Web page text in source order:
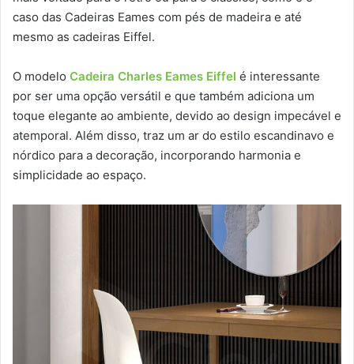
caso das Cadeiras Eames com pés de madeira e até
mesmo as cadeiras Eiffel.
O modelo Cadeira Charles Eames Eiffel é interessante
por ser uma opção versátil e que também adiciona um
toque elegante ao ambiente, devido ao design impecável e
atemporal. Além disso, traz um ar do estilo escandinavo e
nórdico para a decoração, incorporando harmonia e
simplicidade ao espaço.